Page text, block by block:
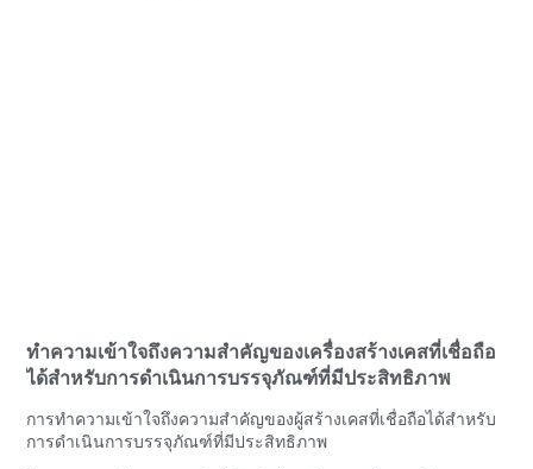
ทำความเข้าใจถึงความสำคัญของเครื่องสร้างเคสที่เชื่อถือ
ได้สำหรับการดำเนินการบรรจุภัณฑ์ที่มีประสิทธิภาพ
การทำความเข้าใจถึงความสำคัญของผู้สร้างเคสที่เชื่อถือได้สำหรับ
การดำเนินการบรรจุภัณฑ์ที่มีประสิทธิภาพ